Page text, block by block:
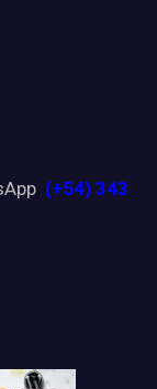
(+54) 343